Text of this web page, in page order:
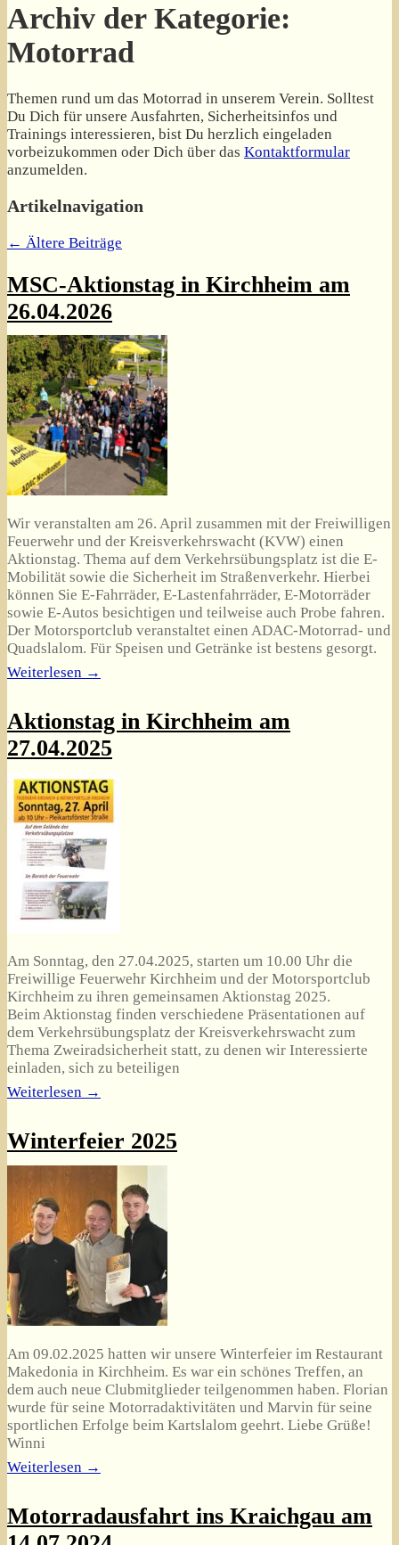
Archiv der Kategorie:
Motorrad
Themen rund um das Motorrad in unserem Verein. Solltest
Du Dich für unsere Ausfahrten, Sicherheitsinfos und
Trainings interessieren, bist Du herzlich eingeladen
vorbeizukommen oder Dich über das Kontaktformular
anzumelden.
Artikelnavigation
← Ältere Beiträge
MSC-Aktionstag in Kirchheim am
26.04.2026
Wir veranstalten am 26. April zusammen mit der Freiwilligen
Feuerwehr und der Kreisverkehrswacht (KVW) einen
Aktionstag. Thema auf dem Verkehrsübungsplatz ist die E-
Mobilität sowie die Sicherheit im Straßenverkehr. Hierbei
können Sie E-Fahrräder, E-Lastenfahrräder, E-Motorräder
sowie E-Autos besichtigen und teilweise auch Probe fahren.
Der Motorsportclub veranstaltet einen ADAC-Motorrad- und
Quadslalom. Für Speisen und Getränke ist bestens gesorgt.
Weiterlesen →
Aktionstag in Kirchheim am
27.04.2025
Am Sonntag, den 27.04.2025, starten um 10.00 Uhr die
Freiwillige Feuerwehr Kirchheim und der Motorsportclub
Kirchheim zu ihren gemeinsamen Aktionstag 2025.
Beim Aktionstag finden verschiedene Präsentationen auf
dem Verkehrsübungsplatz der Kreisverkehrswacht zum
Thema Zweiradsicherheit statt, zu denen wir Interessierte
einladen, sich zu beteiligen
Weiterlesen →
Winterfeier 2025
Am 09.02.2025 hatten wir unsere Winterfeier im Restaurant
Makedonia in Kirchheim. Es war ein schönes Treffen, an
dem auch neue Clubmitglieder teilgenommen haben. Florian
wurde für seine Motorradaktivitäten und Marvin für seine
sportlichen Erfolge beim Kartslalom geehrt. Liebe Grüße!
Winni
Weiterlesen →
Motorradausfahrt ins Kraichgau am